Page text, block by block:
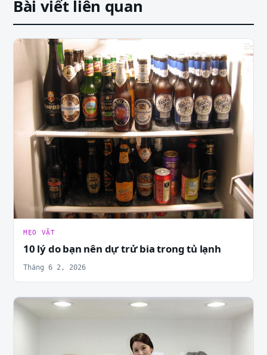
Bài viết liên quan
MẸO VẶT
10 lý do bạn nên dự trử bia trong tủ lạnh
Tháng 6 2, 2026